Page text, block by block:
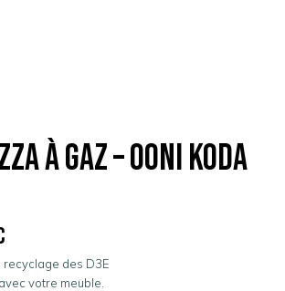
à Gaz – Ooni Koda
des D3E
votre meuble.